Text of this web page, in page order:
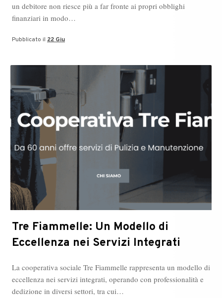
un debitore non riesce più a far fronte ai propri obblighi
finanziari in modo…
Pubblicato il 22 Giu
Tre Fiammelle: Un Modello di
Eccellenza nei Servizi Integrati
La cooperativa sociale Tre Fiammelle rappresenta un modello di
eccellenza nei servizi integrati, operando con professionalità e
dedizione in diversi settori, tra cui…